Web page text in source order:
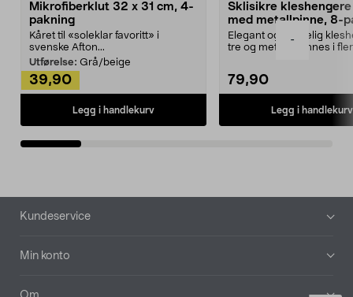
-
Mikrofiberklut 32 x 31 cm, 4-
pakning
Kåret til «soleklar favoritt» i
svenske Afton...
Utførelse: Grå/beige
39,90
Legg i handlekurv
Sklisikre
med metallpinne, 8-
Elegant og skikkelig
tre og metall – finnes i
79,90
Legg i handlekurv
Bunntekst
Kundeservice
Min konto